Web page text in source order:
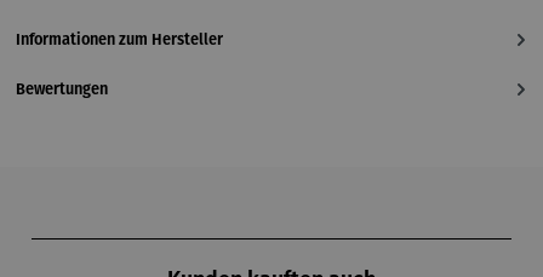
Informationen zum Hersteller
Bewertungen